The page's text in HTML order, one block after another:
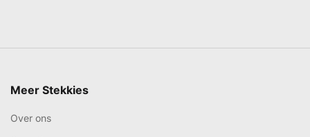
Meer Stekkies
Over ons